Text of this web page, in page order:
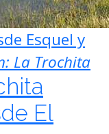
Esquel y
La Trochita
El